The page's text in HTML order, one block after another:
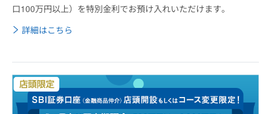
口100万円以上）を特別金利でお預け入れいただけます。
詳細はこちら